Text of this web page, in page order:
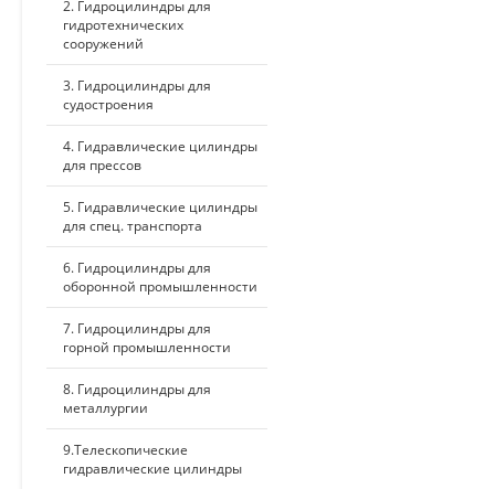
2. Гидроцилиндры для
гидротехнических
сооружений
3. Гидроцилиндры для
судостроения
4. Гидравлические цилиндры
для прессов
5. Гидравлические цилиндры
для спец. транспорта
6. Гидроцилиндры для
оборонной промышленности
7. Гидроцилиндры для
горной промышленности
8. Гидроцилиндры для
металлургии
9.Телескопические
гидравлические цилиндры